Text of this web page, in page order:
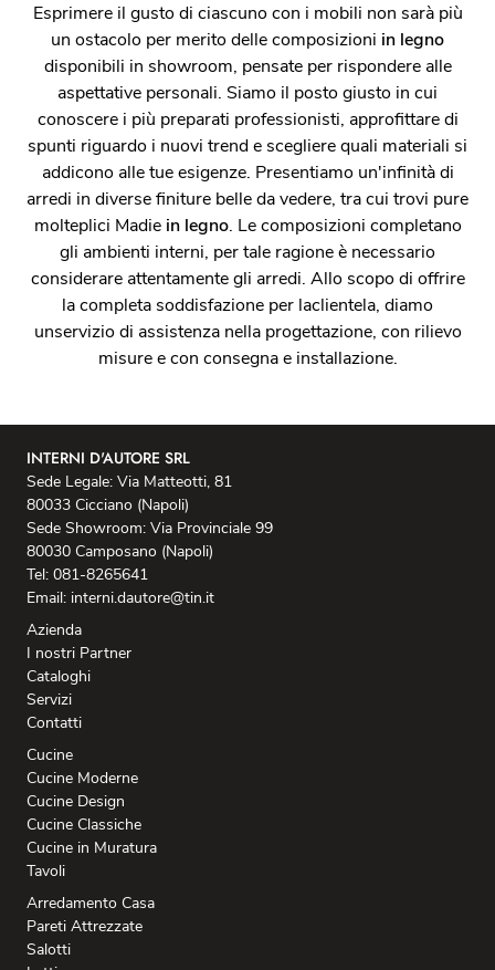
Esprimere il gusto di ciascuno con i mobili non sarà più
un ostacolo per merito delle composizioni in legno
disponibili in showroom, pensate per rispondere alle
aspettative personali. Siamo il posto giusto in cui
conoscere i più preparati professionisti, approfittare di
spunti riguardo i nuovi trend e scegliere quali materiali si
addicono alle tue esigenze. Presentiamo un'infinità di
arredi in diverse finiture belle da vedere, tra cui trovi pure
molteplici Madie in legno. Le composizioni completano
gli ambienti interni, per tale ragione è necessario
considerare attentamente gli arredi. Allo scopo di offrire
la completa soddisfazione per laclientela, diamo
unservizio di assistenza nella progettazione, con rilievo
misure e con consegna e installazione.
INTERNI D'AUTORE SRL
Sede Legale: Via Matteotti, 81
80033 Cicciano (Napoli)
Sede Showroom: Via Provinciale 99
80030 Camposano (Napoli)
Tel: 081-8265641
Email: interni.dautore@tin.it
Azienda
I nostri Partner
Cataloghi
Servizi
Contatti
Cucine
Cucine Moderne
Cucine Design
Cucine Classiche
Cucine in Muratura
Tavoli
Arredamento Casa
Pareti Attrezzate
Salotti